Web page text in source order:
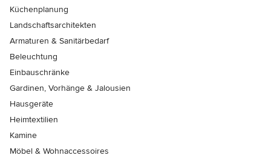
Küchenplanung
Landschaftsarchitekten
Armaturen & Sanitärbedarf
Beleuchtung
Einbauschränke
Gardinen, Vorhänge & Jalousien
Hausgeräte
Heimtextilien
Kamine
Möbel & Wohnaccessoires